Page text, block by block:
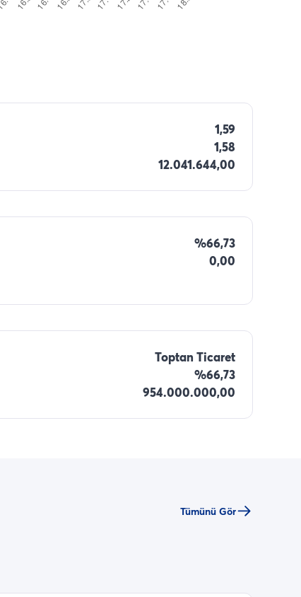
1,59
1,58
12.041.644,00
%66,73
0,00
Toptan Ticaret
%66,73
954.000.000,00
Tümünü Gör